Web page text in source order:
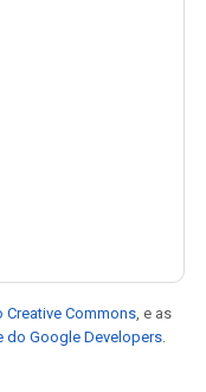
Commons , e as
do Google Developers